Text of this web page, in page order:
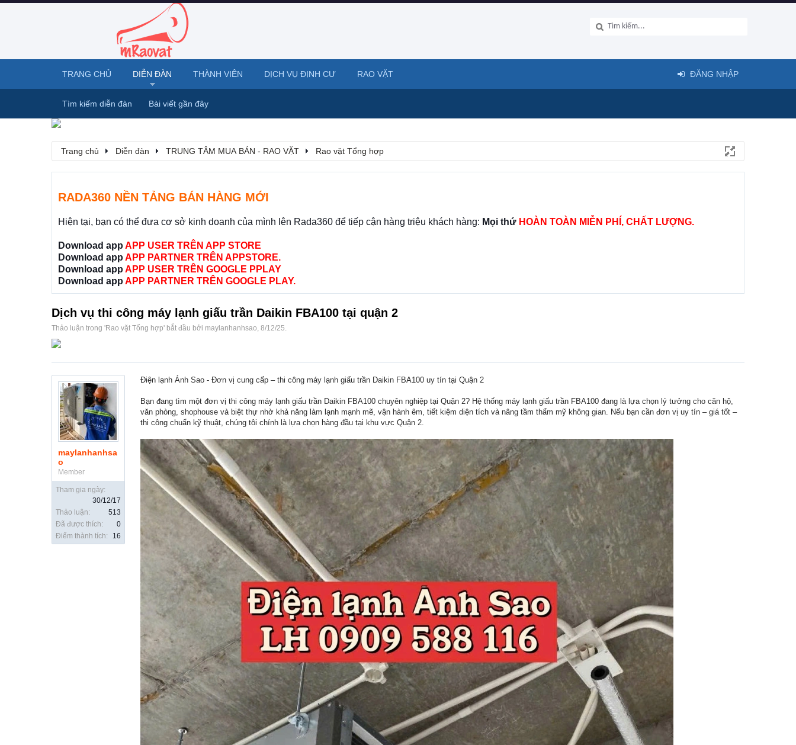
Trang chủ Diễn đàn TRUNG TÂM MUA BÁN - RAO VẶT Rao vặt Tổng hợp
RADA360 NỀN TẢNG BÁN HÀNG MỚI
Hiện tại, bạn có thể đưa cơ sở kinh doanh của mình lên Rada360 để tiếp cận hàng triệu khách hàng: Mọi thứ HOÀN TOÀN MIỄN PHÍ, CHẤT LƯỢNG.
Download app APP USER TRÊN APP STORE
Download app APP PARTNER TRÊN APPSTORE.
Download app APP USER TRÊN GOOGLE PPLAY
Download app APP PARTNER TRÊN GOOGLE PLAY.
Dịch vụ thi công máy lạnh giấu trần Daikin FBA100 tại quận 2
Thảo luận trong 'Rao vặt Tổng hợp' bắt đầu bởi maylanhanhsao, 8/12/25.
maylanhanhsa
o
Member
Tham gia ngày:
30/12/17
Thảo luận:
513
Đã được thích:
0
Điểm thành tích:
16
Điện lạnh Ánh Sao - Đơn vị cung cấp – thi công máy lạnh giấu trần Daikin FBA100 uy tín tại Quận 2
Bạn đang tìm một đơn vị thi công máy lạnh giấu trần Daikin FBA100 chuyên nghiệp tại Quận 2? Hệ thống máy lạnh giấu trần FBA100 đang là lựa chọn lý tưởng cho căn hộ,
văn phòng, shophouse và biệt thự nhờ khả năng làm lạnh mạnh mẽ, vận hành êm, tiết kiệm diện tích và nâng tầm thẩm mỹ không gian. Nếu bạn cần đơn vị uy tín – giá tốt –
thi công chuẩn kỹ thuật, chúng tôi chính là lựa chọn hàng đầu tại khu vực Quận 2.
TRANG CHỦ DIỄN ĐÀN
Tìm kiếm diễn đàn Bài viết gần đây
THÀNH VIÊN DỊCH VỤ ĐỊNH CƯ RAO VẶT ĐĂNG NHẬP